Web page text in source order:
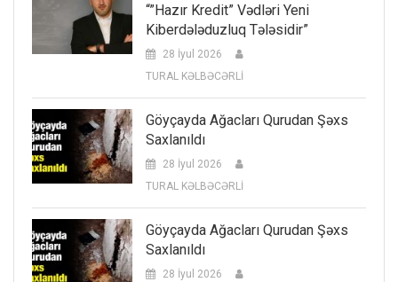
“”Hazır Kredit” Vədləri Yeni
Kiberdələduzluq Tələsidir”
28 İyul 2026
TURAL KƏLBƏCƏRLİ
Göyçayda Ağacları Qurudan Şəxs
Saxlanıldı
28 İyul 2026
TURAL KƏLBƏCƏRLİ
Göyçayda Ağacları Qurudan Şəxs
Saxlanıldı
28 İyul 2026